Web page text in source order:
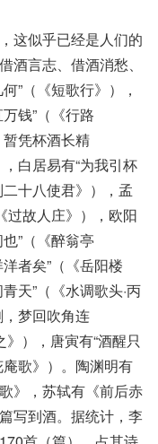
似乎已经是人们的
酒言志、借酒消愁、
”（《短歌行》），
钱”（《行路
凭杯酒长精
白居易有“为我引杯
十八使君》），孟
过故人庄》），欧阳
”（《醉翁亭
者矣”（《岳阳楼
天”（《水调歌头·丙
梦回吹角连
》），唐寅有“酒醒只
歌》）。陶渊明有
》，苏轼有《前后赤
写到酒。据统计，李